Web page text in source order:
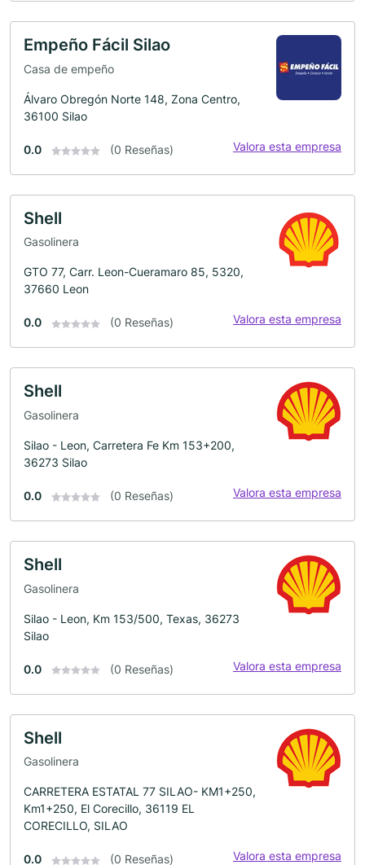
Empeño Fácil Silao
Casa de empeño
Álvaro Obregón Norte 148, Zona Centro,
36100 Silao
0.0 (0 Reseñas) Valora esta empresa
Shell
Gasolinera
GTO 77, Carr. Leon-Cueramaro 85, 5320,
37660 Leon
0.0 (0 Reseñas) Valora esta empresa
Shell
Gasolinera
Silao - Leon, Carretera Fe Km 153+200,
36273 Silao
0.0 (0 Reseñas) Valora esta empresa
Shell
Gasolinera
Silao - Leon, Km 153/500, Texas, 36273
Silao
0.0 (0 Reseñas) Valora esta empresa
Shell
Gasolinera
CARRETERA ESTATAL 77 SILAO- KM1+250,
Km1+250, El Corecillo, 36119 EL
CORECILLO, SILAO
0.0 (0 Reseñas) Valora esta empresa